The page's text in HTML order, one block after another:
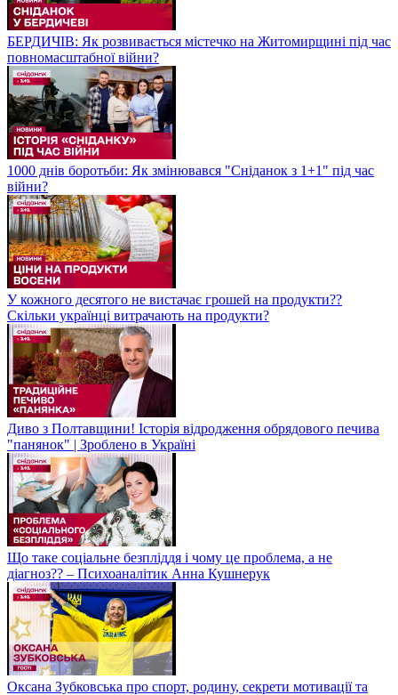
БЕРДИЧІВ: Як розвивається містечко на Житомирщині під час
повномасштабної війни?
1000 днів боротьби: Як змінювався "Сніданок з 1+1" під час
війни?
У кожного десятого не вистачає грошей на продукти??
Скільки українці витрачають на продукти?
Диво з Полтавщини! Історія відродження обрядового печива
"панянок" | Зроблено в Україні
Що таке соціальне безпліддя і чому це проблема, а не
діагноз?? – Психоаналітик Анна Кушнерук
Оксана Зубковська про спорт, родину, секрети мотивації та